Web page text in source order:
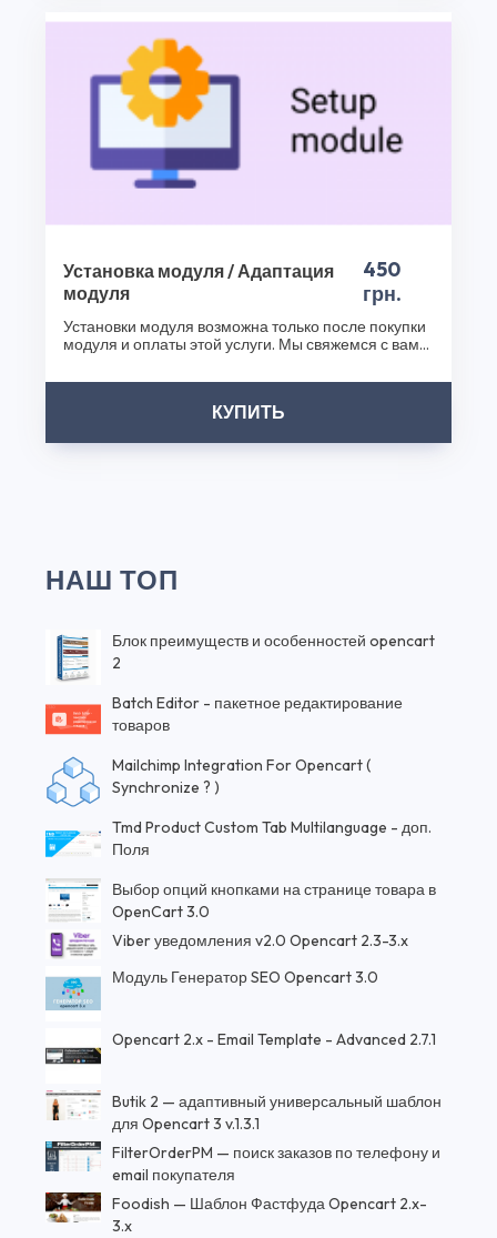
Спасибо, что выбрали CS50!
Установка модуля / Адаптация
модуля
450
грн.
Установки модуля возможна только после покупки
модуля и оплаты этой услуги. Мы свяжемся с вами
КУПИТЬ
НАШ ТОП
Блок преимуществ и особенностей opencart
2
Batch Editor - пакетное редактирование
товаров
Mailchimp Integration For Opencart (
Synchronize ? )
Tmd Product Custom Tab Multilanguage - доп.
Поля
Выбор опций кнопками на странице товара в
OpenCart 3.0
Viber уведомления v2.0 Opencart 2.3-3.x
Модуль Генератор SEO Opencart 3.0
Opencart 2.x - Email Template - Advanced 2.7.1
Butik 2 — адаптивный универсальный шаблон
для Opencart 3 v.1.3.1
FilterOrderPM — поиск заказов по телефону и
email покупателя
Foodish — Шаблон Фастфуда Opencart 2.x-
3.x